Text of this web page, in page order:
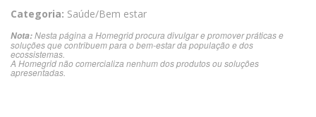
Categoria: Saúde/Bem estar
Nota:Nesta página a Homegrid procura divulgar e promover práticas e
soluções que contribuem para o bem-estar da população e dos
ecossistemas.
A Homegrid não comercializa nenhum dos produtos ou soluções
apresentadas.